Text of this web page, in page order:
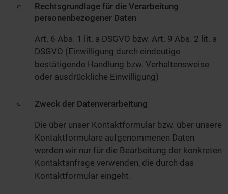
Rechtsgrundlage für die Verarbeitung
personenbezogener Daten
Art. 6 Abs. 1 lit. a DSGVO bzw. Art. 9 Abs. 2 lit. a
DSGVO (Einwilligung durch eindeutige
bestätigende Handlung bzw. Verhaltensweise
oder ausdrückliche Einwilligung)
Zweck der Datenverarbeitung
Die über unser Kontaktformular bzw. über unsere
Kontaktformulare aufgenommenen Daten
werden wir nur für die Bearbeitung der konkreten
Kontaktanfrage verwenden, die durch das
Kontaktformular eingeht.